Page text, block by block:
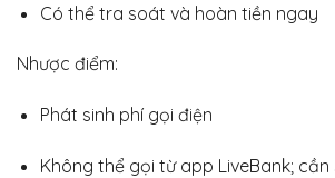
Có thể tra soát và hoàn tiền ngay
Nhược điểm:
Phát sinh phí gọi điện
Không thể gọi từ app LiveBank; cần